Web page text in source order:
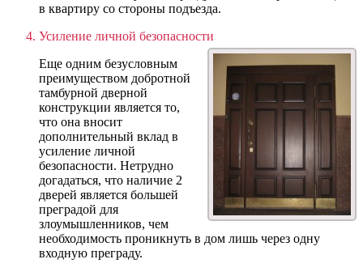
в квартиру со стороны подъезда.
Усиление личной безопасности
Еще одним безусловным
преимуществом добротной
тамбурной дверной
конструкции является то,
что она вносит
дополнительный вклад в
усиление личной
безопасности. Нетрудно
догадаться, что наличие 2
дверей является большей
преградой для
злоумышленников, чем
необходимость проникнуть в дом лишь через одну
входную преграду.